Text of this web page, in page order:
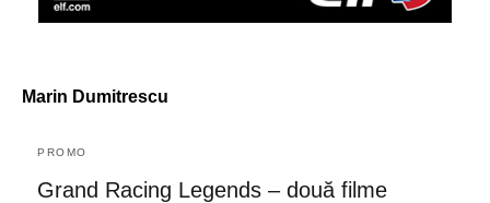
Marin Dumitrescu
PROMO
Grand Racing Legends – două filme